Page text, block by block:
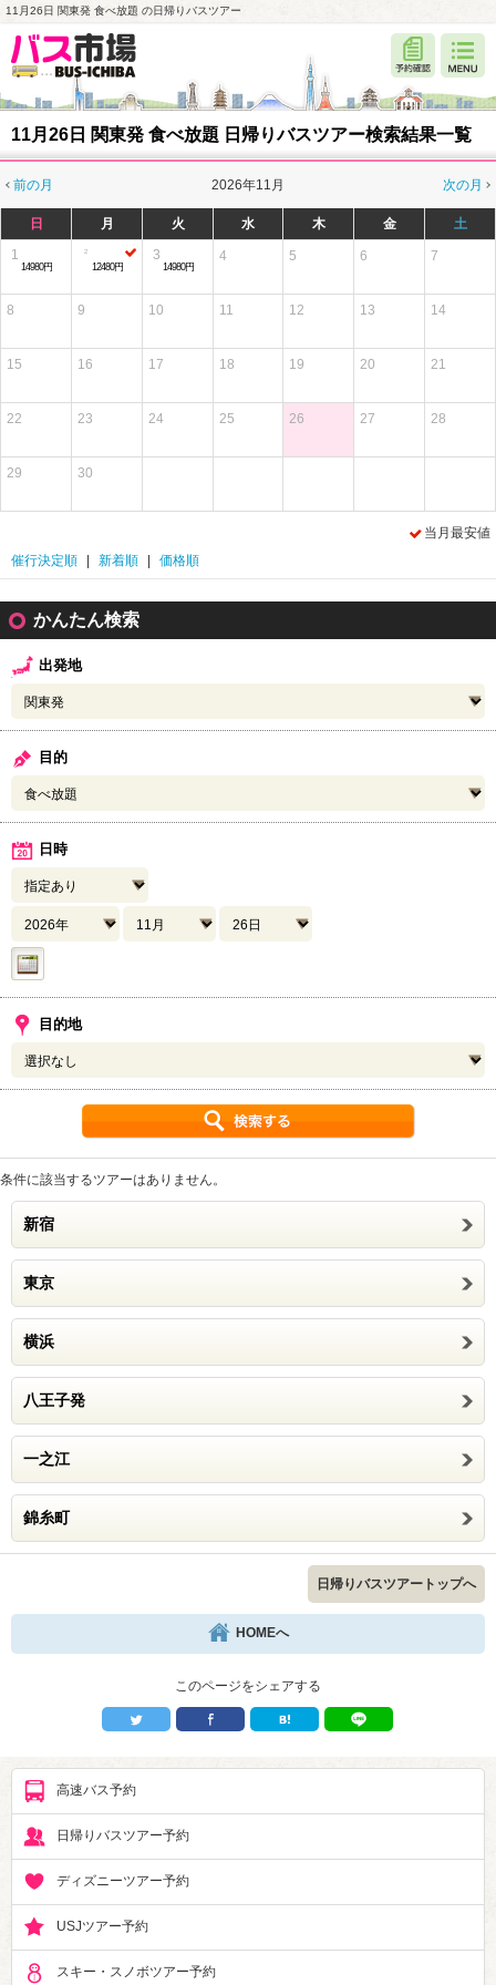
11月26日 関東発 食べ放題 の日帰りバスツアー
11月26日 関東発 食べ放題 日帰りバスツアー検索結果一覧
前の月 次の月
2026年11月
日 月 火 水 木 金
土
1
14980円 12480円
3
14980円
4 5 6 7
8 9 10 11 12 13 14
15 16 17 18 19 20 21
22 23 24 25 26 27 28
29 30
当月最安値
催行決定順
新着順 価格順
かんたん検索
出発地
目的
日時
目的地
条件に該当するツアーはありません。
新宿
東京
横浜
八王子発
一之江
錦糸町
日帰りバスツアートップへ
HOMEへ
このページをシェアする
高速バス予約
日帰りバスツアー予約
ディズニーツアー予約
USJツアー予約
スキー・スノボツアー予約